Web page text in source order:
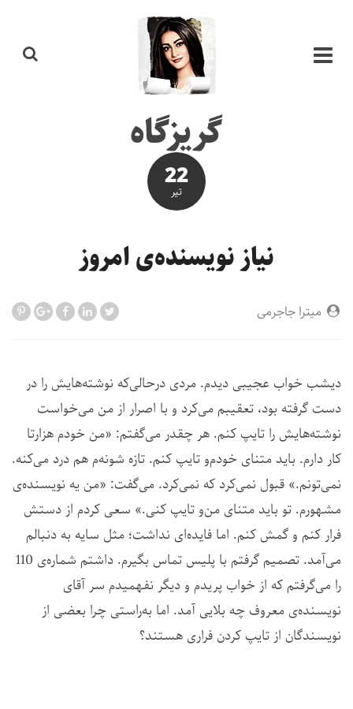
گریزگاه
22
تير
نیاز نویسنده‌ی امروز
میترا جاجرمی
دیشب خواب عجیبی دیدم. مردی درحالی‌که نوشته‌هایش را در
دست گرفته بود، تعقیبم می‌کرد و با اصرار از من می‌خواست
نوشته‌هایش را تایپ کنم. هر چقدر می‌گفتم: «من خودم هزارتا
کار دارم. باید متنای خودم‌و تایپ کنم. تازه شونه‌م هم درد می‌کنه.
نمی‌تونم.» قبول نمی‌کرد که نمی‌کرد. می‌گفت: «من یه نویسنده‌ی
مشهورم. تو باید متنای من‌و تایپ کنی.» سعی کردم از دستش
فرار کنم و گمش کنم. اما فایده‌ای نداشت؛ مثل سایه به دنبالم
می‌آمد. تصمیم گرفتم با پلیس تماس بگیرم. داشتم شماره‌ی 110
را می‌گرفتم که از خواب پریدم و دیگر نفهمیدم سر آقای
نویسنده‌ی معروف چه بلایی آمد. اما به‌راستی چرا بعضی از
نویسندگان از تایپ کردن فراری هستند؟